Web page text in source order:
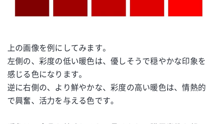
上の画像を例にしてみます。
左側の、彩度の低い暖色は、優しそうで穏やかな印象を
感じる色になります。
逆に右側の、より鮮やかな、彩度の高い暖色は、情熱的
で興奮、活力を与える色です。